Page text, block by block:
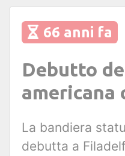
66 anni fa
Debutto
americana
La bandiera
debutta a